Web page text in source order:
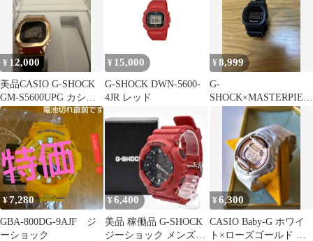
¥ 12,000
美品CASIO G-SHOCK
GM-S5600UPG カシオ
デジタル時計
¥ 15,000
G-SHOCK DWN-5600-
4JR レッド
¥8,999
G-
SHOCK×MASTERPIEC
E/Gコラボウォッチ
DW-5600VT
¥7,280
GBA-800DG-9AJF ジ
ーショック
¥6,400
美品 稼働品 G-SHOCK
ジーショック メンズ腕
¥6,300
CASIO Baby-G ホワイ
ト×ローズゴールド デ